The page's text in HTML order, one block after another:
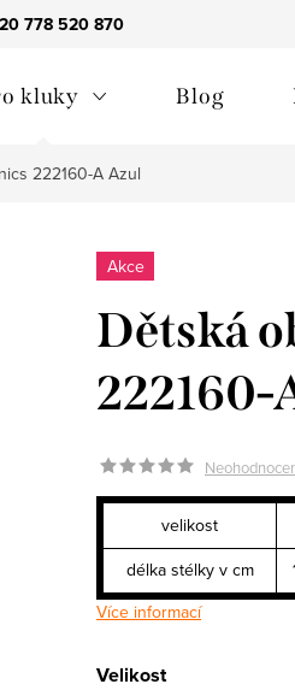
778 520 870
podmínky
kluky Blog
222160-A Azul
Akce
Dětská
222160-
velikost
délka stélky v cm
Více informací
Velikost